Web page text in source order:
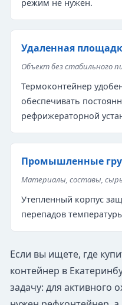
режим не нужен.
Удаленная
Объект без стабильного
Термоконтейнер
обеспечивать
рефрижераторной
Промышленные
Материалы, составы,
Утепленный корпус
перепадов
Если вы ищете, где
контейнер в
задачу: для активного